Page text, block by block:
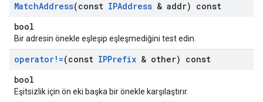
MatchAddress(const IPAddress & addr) const
bool
Bir adresin önekle eşleşip eşleşmediğini test edin.
operator!=(const IPPrefix & other) const
bool
Eşitsizlik için ön eki başka bir önekle karşılaştırır.